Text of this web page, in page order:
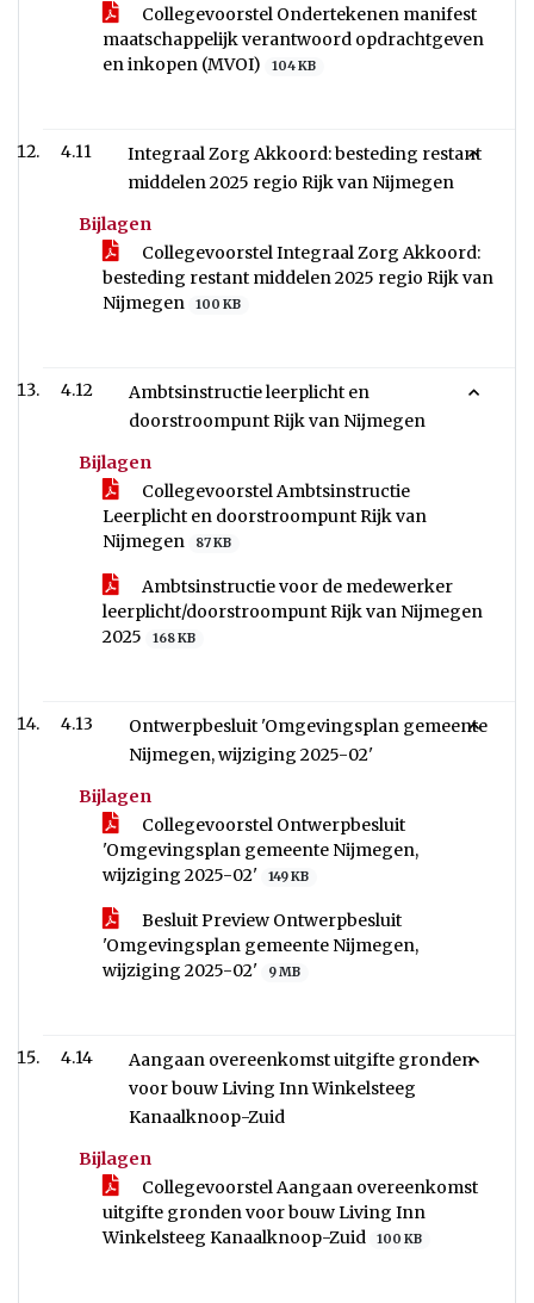
Collegevoorstel Ondertekenen manifest
maatschappelijk verantwoord opdrachtgeven
en inkopen (MVOI)
104 KB
4.11
Integraal Zorg Akkoord: besteding restant
middelen 2025 regio Rijk van Nijmegen
Bijlagen
Collegevoorstel Integraal Zorg Akkoord:
besteding restant middelen 2025 regio Rijk van
Nijmegen
100 KB
4.12
Ambtsinstructie leerplicht en
doorstroompunt Rijk van Nijmegen
Bijlagen
Collegevoorstel Ambtsinstructie
Leerplicht en doorstroompunt Rijk van
Nijmegen
87 KB
Ambtsinstructie voor de medewerker
leerplicht/doorstroompunt Rijk van Nijmegen
2025
168 KB
4.13
Ontwerpbesluit 'Omgevingsplan gemeente
Nijmegen, wijziging 2025-02'
Bijlagen
Collegevoorstel Ontwerpbesluit
'Omgevingsplan gemeente Nijmegen,
wijziging 2025-02'
149 KB
Besluit Preview Ontwerpbesluit
'Omgevingsplan gemeente Nijmegen,
wijziging 2025-02'
9 MB
4.14
Aangaan overeenkomst uitgifte gronden
voor bouw Living Inn Winkelsteeg
Kanaalknoop-Zuid
Bijlagen
Collegevoorstel Aangaan overeenkomst
uitgifte gronden voor bouw Living Inn
Winkelsteeg Kanaalknoop-Zuid
100 KB